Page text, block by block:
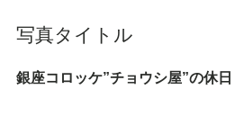
写真タイトル
銀座コロッケ”チョウシ屋”の休日